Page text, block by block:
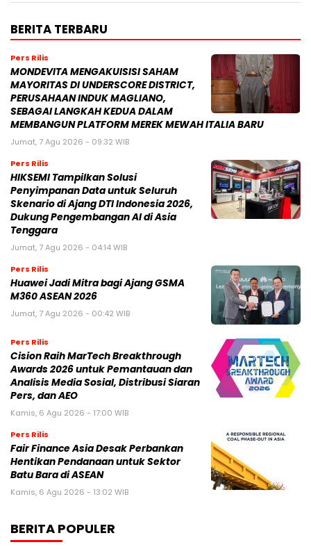
BERITA TERBARU
Pers Rilis
MONDEVITA MENGAKUISISI SAHAM
MAYORITAS DI UNDERSCORE DISTRICT,
PERUSAHAAN INDUK MAGLIANO,
SEBAGAI LANGKAH KEDUA DALAM
MEMBANGUN PLATFORM MEREK MEWAH ITALIA BARU
Jumat, 7 Agu 2026 - 09:32 WIB
Pers Rilis
HIKSEMI Tampilkan Solusi
Penyimpanan Data untuk Seluruh
Skenario di Ajang DTI Indonesia 2026,
Dukung Pengembangan AI di Asia
Tenggara
Jumat, 7 Agu 2026 - 04:14 WIB
Pers Rilis
Huawei Jadi Mitra bagi Ajang GSMA
M360 ASEAN 2026
Jumat, 7 Agu 2026 - 00:42 WIB
Pers Rilis
Cision Raih MarTech Breakthrough
Awards 2026 untuk Pemantauan dan
Analisis Media Sosial, Distribusi Siaran
Pers, dan AEO
Kamis, 6 Agu 2026 - 17:00 WIB
Pers Rilis
Fair Finance Asia Desak Perbankan
Hentikan Pendanaan untuk Sektor
Batu Bara di ASEAN
Kamis, 6 Agu 2026 - 13:02 WIB
BERITA POPULER